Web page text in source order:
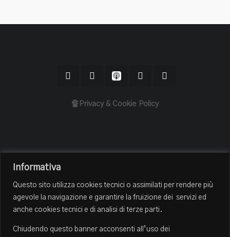
Informativa
Questo sito utilizza cookies tecnici o assimilati per rendere più
agevole la navigazione e garantire la fruizione dei servizi ed
anche cookies tecnici e di analisi di terze parti.
Chiudendo questo banner acconsenti all’uso dei
🔏Privacy & Cookie Policy
Chi sono
Episodi